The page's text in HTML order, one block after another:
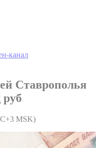
канал
Ставрополья
MSK)